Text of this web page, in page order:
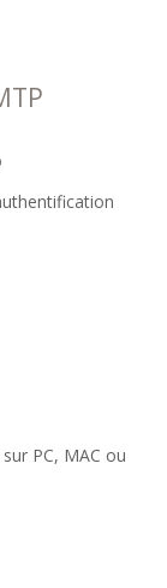
PC, MAC ou